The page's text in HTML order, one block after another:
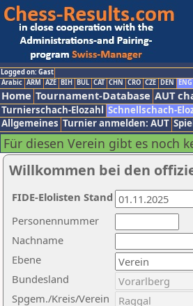
Logged on: Gast
Arabic ARM AZE BIH BUL CAT CHN CRO CZE DEN ENG
Home Tournament-Database AUT
Turnierschach-Elozahl Schnellschach-
Allgemeines Turnier anmelden: AUT
Für diesen Verein gibt es noch
Willkommen bei den
Nachname
Ebene
Personennummer
Bundesland
Spgem./Kreis/Verein
FIDE-Elolisten Stand